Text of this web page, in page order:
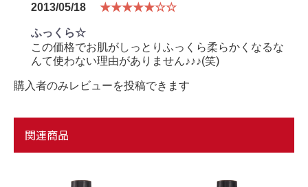
2013/05/18 ★★★★★☆☆
ふっくら☆
この価格でお肌がしっとりふっくら柔らかくなるな
んて使わない理由がありません♪♪♪(笑)
購入者のみレビューを投稿できます
関連商品